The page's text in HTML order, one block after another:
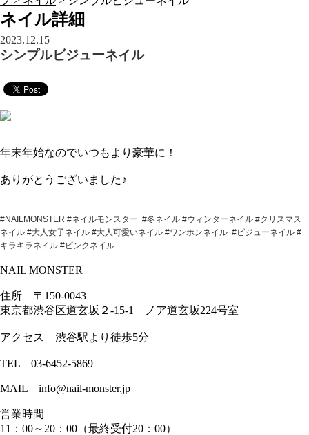
ネイル詳細
2023.12.15
シンプルビジューネイル
年末年始なのでいつもより豪華に！
ありがとうございました♪
#NAILMONSTER #ネイルモンスター #冬ネイル #ウィンターネイル #クリスマス
ネイル #大人女子ネイル #大人可愛いネイル #ワンホンネイル #ビジューネイル #
キラキラネイル #ピンクネイル
NAIL MONSTER
住所 〒150-0043
東京都渋谷区道玄坂２-15-1 ノア道玄坂224号室
アクセス 渋谷駅より徒歩5分
TEL 03-6452-5869
MAIL info@nail-monster.jp
営業時間
11：00～20：00（最終受付20：00）